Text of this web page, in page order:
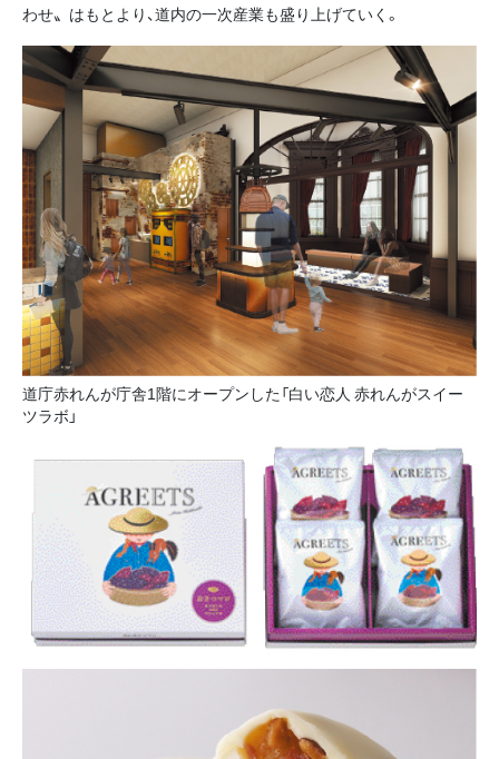
わせ〟はもとより、道内の一次産業も盛り上げていく。
道庁赤れんが庁舎1階にオープンした「白い恋人 赤れんがスイー
ツラボ」